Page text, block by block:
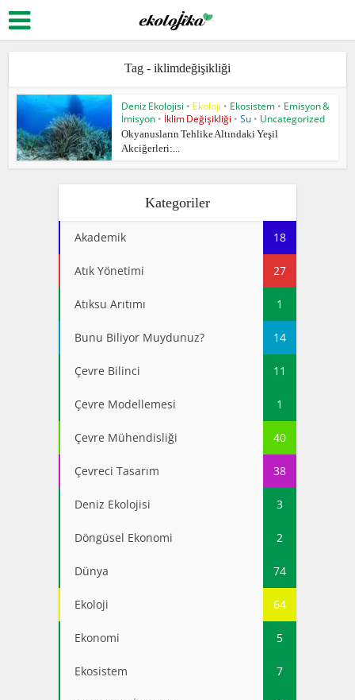
Tag - iklimdeğişikliği
Deniz Ekolojisi • Ekoloji • Ekosistem • Emisyon &
İmisyon • İklim Değişikliği • Su • Uncategorized
Okyanusların Tehlike Altındaki Yeşil
Akciğerleri:...
Kategoriler
Akademik 18
Atık Yönetimi 27
Atıksu Arıtımı 1
Bunu Biliyor Muydunuz? 14
Çevre Bilinci 11
Çevre Modellemesi 1
Çevre Mühendisliği 40
Çevreci Tasarım 38
Deniz Ekolojisi 3
Döngüsel Ekonomi 2
Dünya 74
Ekoloji 64
Ekonomi 5
Ekosistem 7